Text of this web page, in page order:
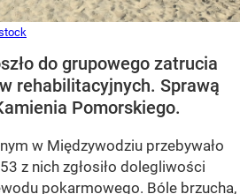
do grupowego zatrucia
rehabilitacyjnych. Sprawą
Pomorskiego.
w Międzywodziu przebywało
z nich zgłosiło dolegliwości
pokarmowego. Bóle brzucha,